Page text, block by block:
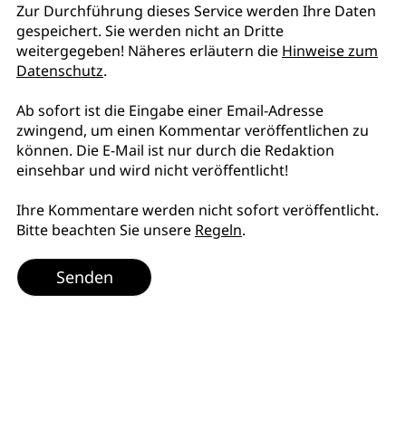
Zur Durchführung dieses Service werden Ihre Daten
gespeichert. Sie werden nicht an Dritte
weitergegeben! Näheres erläutern die Hinweise zum
Datenschutz.
Ab sofort ist die Eingabe einer Email-Adresse
zwingend, um einen Kommentar veröffentlichen zu
können. Die E-Mail ist nur durch die Redaktion
einsehbar und wird nicht veröffentlicht!
Ihre Kommentare werden nicht sofort veröffentlicht.
Bitte beachten Sie unsere Regeln.
Senden